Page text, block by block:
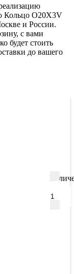
Кольцо O20X3V
и России.
с вами
будет стоить
до вашего